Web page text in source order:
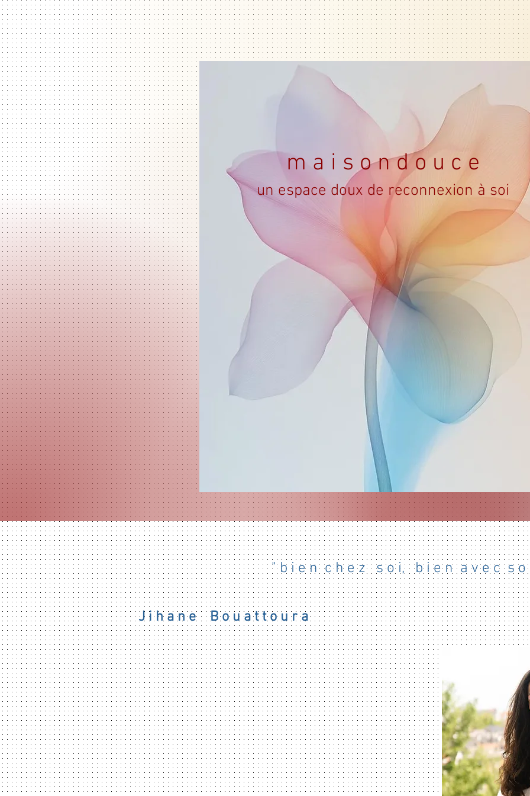
Présentation LA MAISON : Architecture d'intérieur(s) LE CORPS : Thérapie
m a i s o n d o u c e
un espace doux de reconnexion à soi
" b i e n c h e z s o i, b i e n a v e c s o
J i h a n e B o u a t t o u r a
m a i s o n d o u c e, c'est :
✨ un espace au service du mieux-être,
✨ un studio créatif d'Architecture d'intérieur sensible et un
cabinet Thérapeutique psycho-corporel, portés par une approche
commune :
- vous soulager, vous alléger,
- vous mettre au centre,